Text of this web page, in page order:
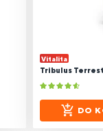
Vitalita
Tribulus
DO